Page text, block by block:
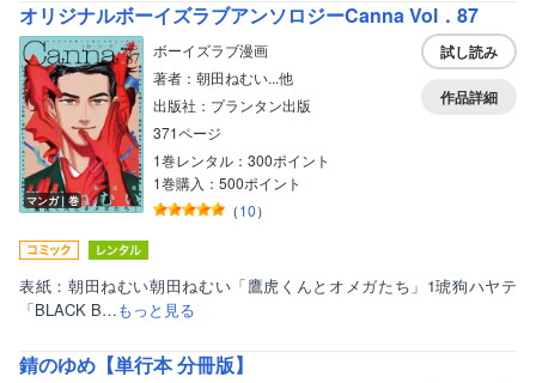
オリジナルボーイズラブアンソロジーCanna Vol．87
マンガ｜巻
ボーイズラブ漫画
著者：朝田ねむい...他
出版社：プランタン出版
371ページ
1巻レンタル：300ポイント
1巻購入：500ポイント
（10）
試し読み
作品詳細
表紙：朝田ねむい朝田ねむい「鷹虎くんとオメガたち」1琥狗ハヤテ
「BLACK B…もっと見る
錆のゆめ【単行本 分冊版】